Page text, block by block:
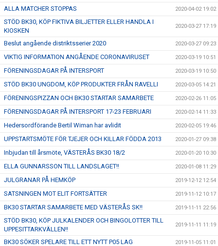
ALLA MATCHER STOPPAS 2020-04-02 19:02
STÖD BK30, KÖP FIKTIVA BILJETTER ELLER HANDLA I
KIOSKEN
2020-03-27 17:19
Beslut angående distriktsserier 2020 2020-03-27 09:23
VIKTIG INFORMATION ANGÅENDE CORONAVIRUSET 2020-03-19 10:51
FÖRENINGSDAGAR PÅ INTERSPORT 2020-03-19 10:50
STÖD BK30 UNGDOM, KÖP PRODUKTER FRÅN RAVELLI 2020-03-05 14:21
FÖRENINGSPIZZAN OCH BK30 STARTAR SAMARBETE 2020-02-26 11:05
FÖRENINGSDAGAR PÅ INTERSPORT 17-23 FEBRUARI 2020-02-14 11:33
Hedersordförande Bertil Wiman har avlidit 2020-02-05 19:46
UPPSTARTSMÖTE FÖR TJEJER OCH KILLAR FÖDDA 2013 2020-01-27 09:38
Inbjudan till årsmöte, VÄSTERÅS BK30 18/2 2020-01-20 10:30
ELLA GUNNARSSON TILL LANDSLAGET!! 2020-01-08 11:29
JULGRANAR PÅ HEMKÖP 2019-12-12 12:54
SATSNINGEN MOT ELIT FORTSÄTTER 2019-11-12 10:17
BK30 STARTAR SAMARBETE MED VÄSTERÅS SK!! 2019-11-11 22:56
STÖD BK30, KÖP JULKALENDER OCH BINGOLOTTER TILL
UPPESITTARKVÄLLEN!!
2019-11-11 11:19
BK30 SÖKER SPELARE TILL ETT NYTT P05 LAG 2019-11-05 11:01